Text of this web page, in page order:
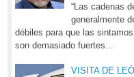
“Las cadenas
generalmente
débiles para que las
son demasiado fuertes...
VISITA DE